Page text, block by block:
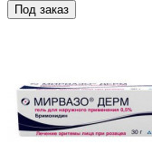
Под заказ